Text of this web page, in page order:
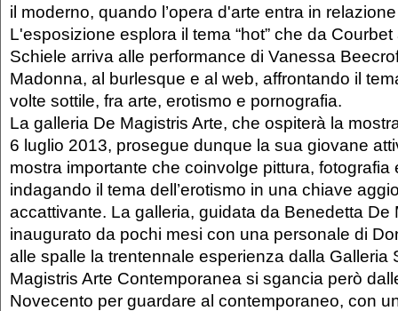
il moderno, quando l’opera d'arte entra in
L'esposizione esplora il tema “hot” che da
Schiele arriva alle performance di Vanessa
Madonna, al burlesque e al web, affrontando il
volte sottile, fra arte, erotismo e pornografia.
La galleria De Magistris Arte, che ospiterà la
6 luglio 2013, prosegue dunque la sua giovane
mostra importante che coinvolge pittura, fotografia
indagando il tema dell’erotismo in una chiave
accattivante. La galleria, guidata da Benedetta De
inaugurato da pochi mesi con una personale di
alle spalle la trentennale esperienza dalla Galleria
Magistris Arte Contemporanea si sgancia però
Novecento per guardare al contemporaneo, con